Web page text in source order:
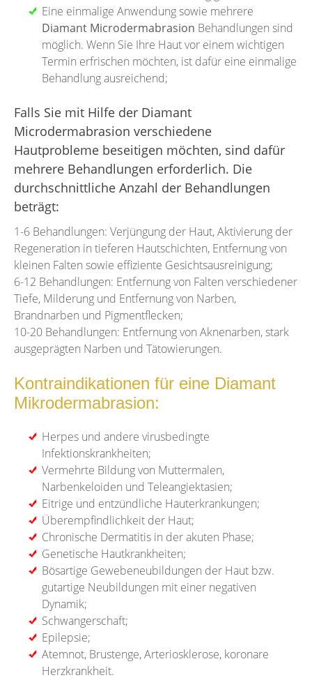
Eine einmalige Anwendung sowie mehrere
Diamant Microdermabrasion Behandlungen sind
möglich. Wenn Sie Ihre Haut vor einem wichtigen
Termin erfrischen möchten, ist dafür eine einmalige
Behandlung ausreichend;
Falls Sie mit Hilfe der Diamant
Microdermabrasion verschiedene
Hautprobleme beseitigen möchten, sind dafür
mehrere Behandlungen erforderlich. Die
durchschnittliche Anzahl der Behandlungen
beträgt:
1-6 Behandlungen: Verjüngung der Haut, Aktivierung der
Regeneration in tieferen Hautschichten, Entfernung von
kleinen Falten sowie effiziente Gesichtsausreinigung;
6-12 Behandlungen: Entfernung von Falten verschiedener
Tiefe, Milderung und Entfernung von Narben,
Brandnarben und Pigmentflecken;
10-20 Behandlungen: Entfernung von Aknenarben, stark
ausgeprägten Narben und Tätowierungen.
Kontraindikationen für eine Diamant
Mikrodermabrasion:
Herpes und andere virusbedingte
Infektionskrankheiten;
Vermehrte Bildung von Muttermalen,
Narbenkeloiden und Teleangiektasien;
Eitrige und entzündliche Hauterkrankungen;
Überempfindlichkeit der Haut;
Chronische Dermatitis in der akuten Phase;
Genetische Hautkrankheiten;
Bösartige Gewebeneubildungen der Haut bzw.
gutartige Neubildungen mit einer negativen
Dynamik;
Schwangerschaft;
Epilepsie;
Atemnot, Brustenge, Arteriosklerose, koronare
Herzkrankheit.